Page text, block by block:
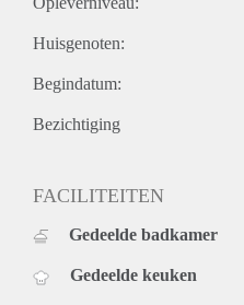
Huisgenoten:
Begindatum:
Bezichtiging
FACILITEITEN
Gedeelde badkamer
Gedeelde keuken